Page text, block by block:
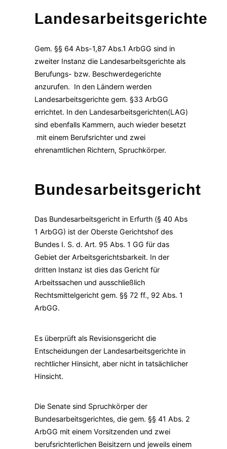
Landesarbeitsgerichte
Gem. §§ 64 Abs-1,87 Abs.1 ArbGG sind in
zweiter Instanz die Landesarbeitsgerichte als
Berufungs- bzw. Beschwerdegerichte
anzurufen. In den Ländern werden
Landesarbeitsgerichte gem. §33 ArbGG
errichtet. In den Landesarbeitsgerichten(LAG)
sind ebenfalls Kammern, auch wieder besetzt
mit einem Berufsrichter und zwei
ehrenamtlichen Richtern, Spruchkörper.
Bundesarbeitsgericht
Das Bundesarbeitsgericht in Erfurth (§ 40 Abs
1 ArbGG) ist der Oberste Gerichtshof des
Bundes I. S. d. Art. 95 Abs. 1 GG für das
Gebiet der Arbeitsgerichtsbarkeit. In der
dritten Instanz ist dies das Gericht für
Arbeitssachen und ausschließlich
Rechtsmittelgericht gem. §§ 72 ff., 92 Abs. 1
ArbGG.
Es überprüft als Revisionsgericht die
Entscheidungen der Landesarbeitsgerichte in
rechtlicher Hinsicht, aber nicht in tatsächlicher
Hinsicht.
Die Senate sind Spruchkörper der
Bundesarbeitsgerichtes, die gem. §§ 41 Abs. 2
ArbGG mit einem Vorsitzenden und zwei
berufsrichterlichen Beisitzern und jeweils einem